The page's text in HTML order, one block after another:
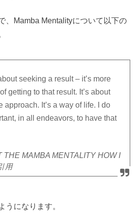
、Mamba Mentalityについて以下の
seeking a result – it’s more
getting to that result. It’s about
approach. It’s a way of life. I do
in all endeavors, to have that
THE MAMBA MENTALITY HOW I
用
うになります。